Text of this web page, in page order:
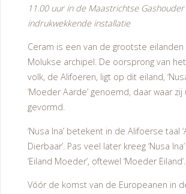
11.00 uur in de Maastrichtse
indrukwekkende installatie
Ceram is een van de grootste eilanden
Molukse archipel. De oorsprong van
volk, de Alifoeren, ligt op dit eiland,
‘Moeder Aarde’ genoemd, daar waar zij
gevormd.
‘Nusa Ina’ betekent in de Alifoerse taal
Dierbaar’. Pas veel later kreeg ‘Nusa
‘Eiland Moeder’, oftewel ‘Moeder Eiland’.
Vóór de komst van de Europeanen in